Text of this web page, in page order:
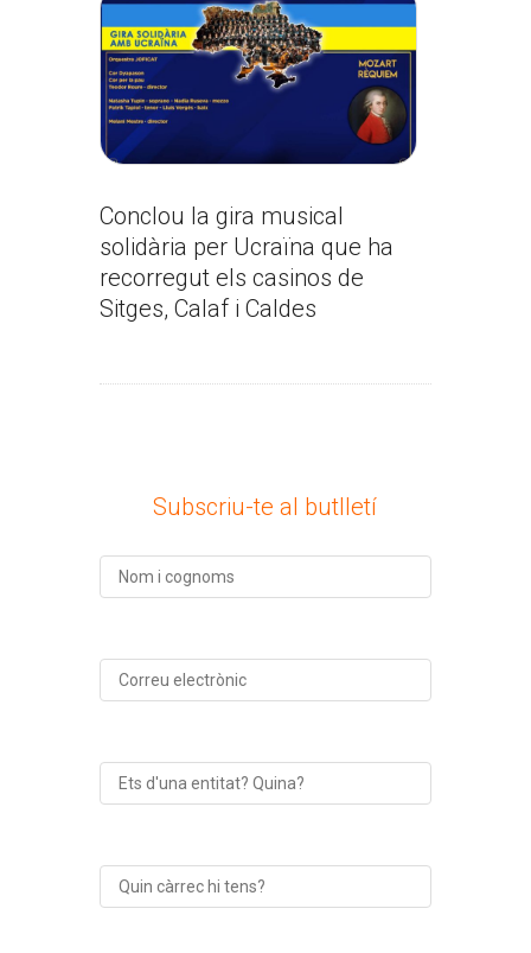
Conclou la gira musical
solidària per Ucraïna que ha
recorregut els casinos de
Sitges, Calaf i Caldes
Subscriu-te al butlletí